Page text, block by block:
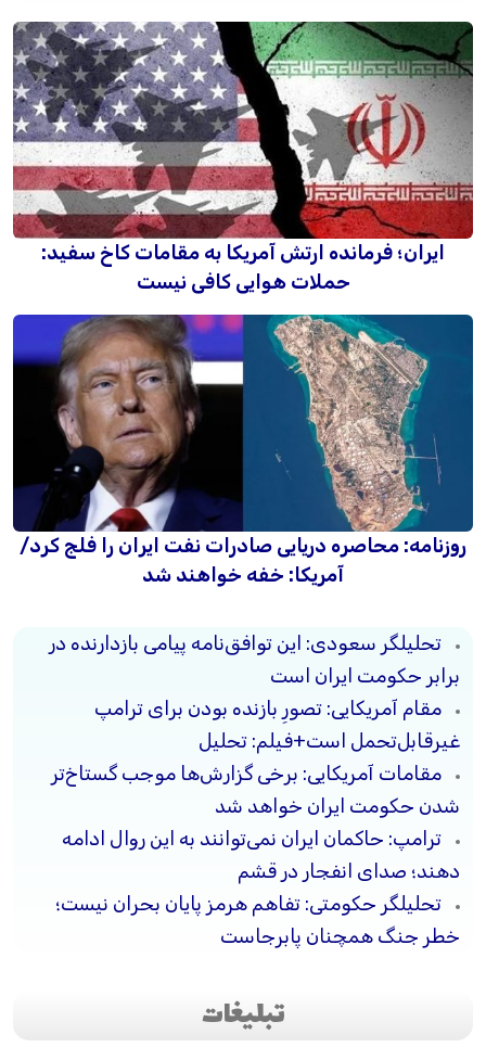
ایران؛ فرمانده ارتش آمریکا به مقامات کاخ سفید:
حملات هوایی کافی نیست
روزنامه: محاصره دریایی صادرات نفت ایران را فلج کرد/
آمریکا: خفه خواهند شد
تحلیلگر سعودی: این توافق‌نامه پیامی بازدارنده در
برابر حکومت ایران است
مقام آمریکایی: تصورِ بازنده بودن برای ترامپ
غیرقابل‌تحمل است+فیلم: تحلیل
مقامات آمریکایی: برخی گزارش‌ها موجب گستاخ‌تر
شدن حکومت ایران خواهد شد
ترامپ: حاکمان ایران نمی‌توانند به این روال ادامه
دهند؛ صدای انفجار در قشم
تحلیلگر حکومتی: تفاهم هرمز پایان بحران نیست؛
خطر جنگ همچنان پابرجاست
تبلیغات